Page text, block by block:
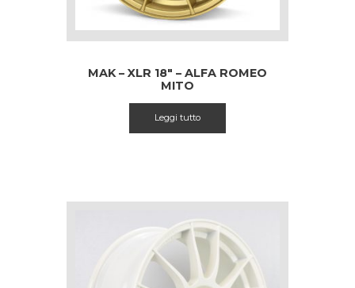
MAK – XLR 18″ – ALFA ROMEO
MITO
Leggi tutto